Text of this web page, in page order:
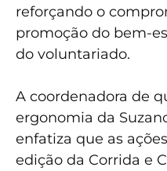
reforçando o
promoção do bem-
do voluntariado.
A coordenadora de
ergonomia da
enfatiza que as
edição da Corrida e